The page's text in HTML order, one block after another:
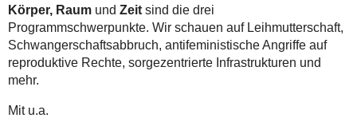
Körper, Raumund Zeitsind die drei
Programmschwerpunkte. Wir schauen auf Leihmutterschaft,
Schwangerschaftsabbruch, antifeministische Angriffe auf
reproduktive Rechte, sorgezentrierte Infrastrukturen und
mehr.
Mit u.a.